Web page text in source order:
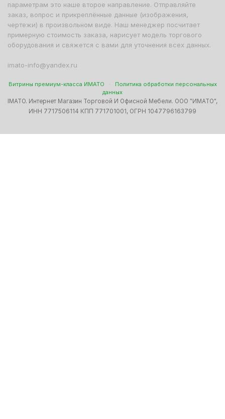
параметрам это наше второе направление. Отправляйте
заказ, вопрос и прикреплённые данные (изображения,
чертежи) в произвольном виде. Наш менеджер посчитает
примерную стоимость заказа, нарисует модель торгового
оборудования и свяжется с вами для уточнения всех данных.
imato-info@yandex.ru
Витрины премиум-класса ИМАТО ·
Политика обработки персональных
данных
IMATO. Интернет Магазин Торговой И Офисной Мебели. ООО "ИМАТО",
ИНН 7717506114 КПП 771701001, ОГРН 1047796163799